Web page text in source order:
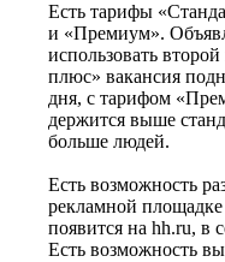
Есть тарифы
и «Премиум».
использовать
плюс» вакансия
дня, с тарифом
держится выше
больше людей.
Есть возможность
рекламной
появится на hh.ru, в
Есть возможность